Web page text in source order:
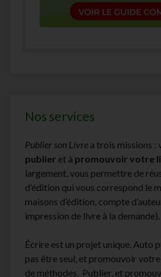
Nos services
Publier son Livre a trois missions :
publier et à promouvoir votre
largement, vous permettre de
d’édition qui vous correspond le
maisons d’édition, compte
impression de livre à la demande).
Écrire est un projet unique. Auto
pas être seul, et promouvoir
de méthodes. Publier, et